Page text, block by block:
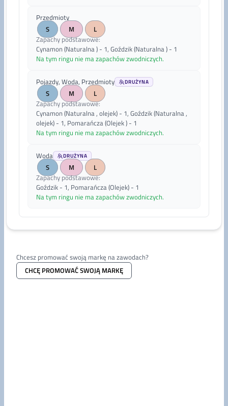
Przedmioty
S
M
L
Zapachy podstawowe:
Cynamon (Naturalna ) - 1, Goździk (Naturalna ) - 1
Na tym ringu nie ma zapachów zwodniczych.
Pojazdy, Woda, Przedmioty DRUŻYNA
S M
L
Zapachy podstawowe:
Cynamon (Naturalna , olejek) - 1, Goździk (Naturalna ,
olejek) - 1, Pomarańcza (Olejek ) - 1
Na tym ringu nie ma zapachów zwodniczych.
Woda DRUŻYNA
S M
L
Zapachy podstawowe:
Goździk - 1, Pomarańcza (Olejek) - 1
Na tym ringu nie ma zapachów zwodniczych.
Chcesz promować swoją markę na zawodach?
CHCĘ PROMOWAĆ SWOJĄ MARKĘ